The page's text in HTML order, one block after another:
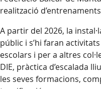
realització
A partir del 2026, la
públic i s’hi faran
escolars i per a altres
DIE, pràctica d’escalada
les seves formacions,